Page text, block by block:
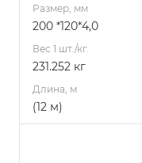
Размер, мм
200 *120*4,0
Вес 1 шт./кг.
231.252 кг
Длина, м
(12 м)